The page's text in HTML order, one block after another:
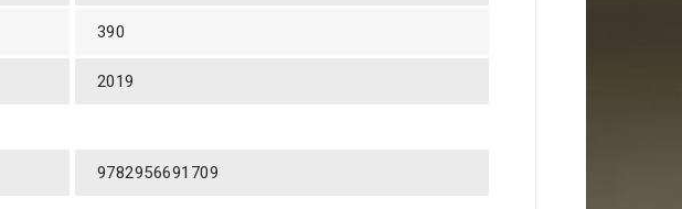
390
2019
9782956691709